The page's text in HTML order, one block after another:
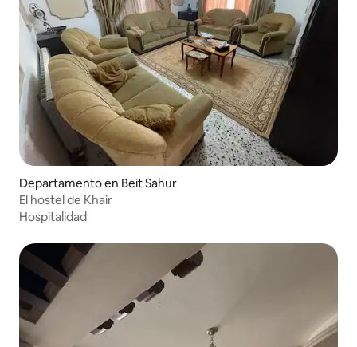
Departamento en Beit Sahur
El hostel de Khair
Hospitalidad